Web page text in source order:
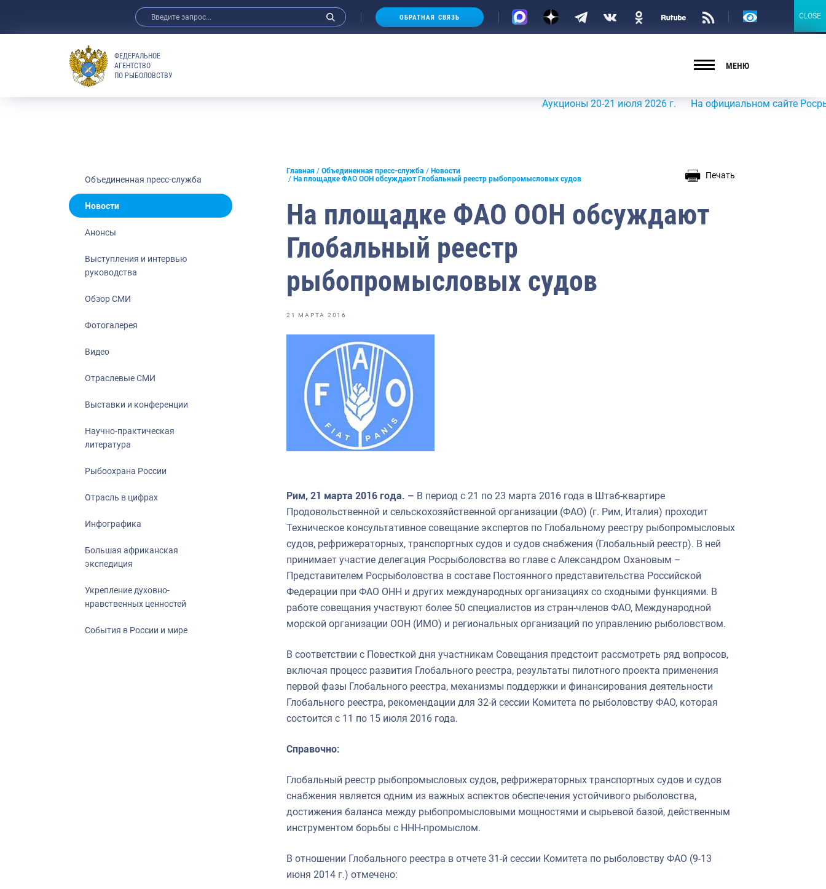
Анонсы
Отраслевые СМИ
Выставки и конференции
Научно-практическая литература
Рыбоохрана России
Отрасль в цифрах
Большая африканская экспедиция
Укрепление духовно-нравственных
События в России и мире
ОБРАТНАЯ СВЯЗЬ
Версия
ФЕДЕРАЛЬНОЕ
АГЕНТСТВО
ПО РЫБОЛОВСТВУ
МЕНЮ
Аукционы 20-21 июля 2026 г. На официальном сайте
Объединенная пресс-служба
Новости
Анонсы
Выступления и интервью
руководства
Обзор СМИ
Фотогалерея
Видео
Отраслевые СМИ
Выставки и конференции
Научно-практическая
литература
Рыбоохрана России
Отрасль в цифрах
Инфографика
Большая африканская
экспедиция
Укрепление духовно-
нравственных ценностей
События в России и мире
Главная Объединенная пресс-служба
Новости
На площадке ФАО ООН обсуждают Глобальный реестр рыбопромысловых судов
Печать
На площадке ФАО ООН обсуждают
Глобальный реестр
рыбопромысловых судов
21 МАРТА 2016
Рим, 21 марта 2016 года. – В период с 21 по 23 марта 2016 года в Штаб-квартире
Продовольственной и сельскохозяйственной организации (ФАО) (г. Рим, Италия) проходит
Техническое консультативное совещание экспертов по Глобальному реестру рыбопромысловых
судов, рефрижераторных, транспортных судов и судов снабжения (Глобальный реестр). В ней
принимает участие делегация Росрыболовства во главе с Александром Охановым –
Представителем Росрыболовства в составе Постоянного представительства Российской
Федерации при ФАО ОНН и других международных организациях со сходными функциями. В
работе совещания участвуют более 50 специалистов из стран-членов ФАО, Международной
морской организации ООН (ИМО) и региональных организаций по управлению рыболовством.
В соответствии с Повесткой дня участникам Совещания предстоит рассмотреть ряд вопросов,
включая процесс развития Глобального реестра, результаты пилотного проекта применения
первой фазы Глобального реестра, механизмы поддержки и финансирования деятельности
Глобального реестра, рекомендации для 32-й сессии Комитета по рыболовству ФАО, которая
состоится с 11 по 15 июля 2016 года.
Справочно:
Глобальный реестр рыбопромысловых судов, рефрижераторных транспортных судов и судов
снабжения является одним из важных аспектов обеспечения устойчивого рыболовства,
достижения баланса между рыбопромысловыми мощностями и сырьевой базой, действенным
инструментом борьбы с ННН-промыслом.
В отношении Глобального реестра в отчете 31-й сессии Комитета по рыболовству ФАО (9-13
июня 2014 г.) отмечено:
CLOSE
CLOSE